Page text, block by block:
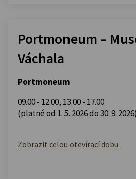
Portmoneum –
Váchala
Portmoneum
09.00 - 12.00, 13.00 - 17.00
(platné od 1. 5. 2026 do 30. 9. 2026)
Zobrazit celou otevírací dobu